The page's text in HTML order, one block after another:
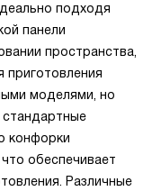
подходя
панели
пространства,
моделями, но
конфорки
обеспечивает
Различные